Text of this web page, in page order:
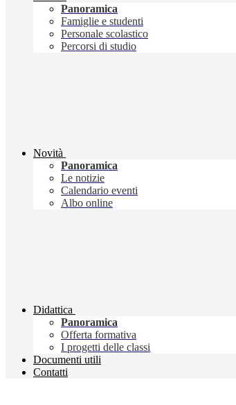
Panoramica
Famiglie e studenti
Personale scolastico
Percorsi di studio
Novità
Panoramica
Le notizie
Calendario eventi
Albo online
Didattica
Panoramica
Offerta formativa
I progetti delle classi
Documenti utili
Contatti